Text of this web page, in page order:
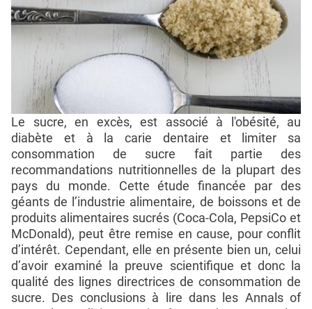
Le sucre, en excès, est associé à l'obésité, au
diabète et à la carie dentaire et limiter sa
consommation de sucre fait partie des
recommandations nutritionnelles de la plupart des
pays du monde. Cette étude financée par des
géants de l’industrie alimentaire, de boissons et de
produits alimentaires sucrés (Coca-Cola, PepsiCo et
McDonald), peut être remise en cause, pour conflit
d’intérêt. Cependant, elle en présente bien un, celui
d’avoir examiné la preuve scientifique et donc la
qualité des lignes directrices de consommation de
sucre. Des conclusions à lire dans les Annals of